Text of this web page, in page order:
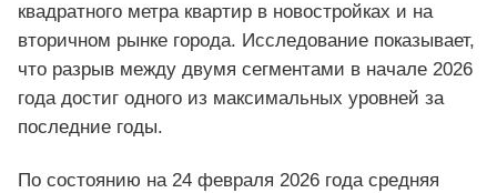
квадратного метра квартир в новостройках и на
вторичном рынке города. Исследование показывает,
что разрыв между двумя сегментами в начале 2026
года достиг одного из максимальных уровней за
последние годы.
По состоянию на 24 февраля 2026 года средняя